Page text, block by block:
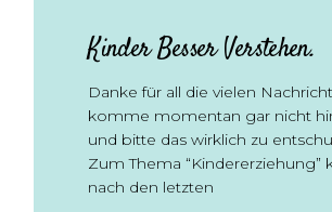
Kinder Besser Verstehen.
Danke für all die vielen
komme momentan gar nicht
und bitte das wirklich zu
Zum Thema “Kindererziehung”
nach den letzten